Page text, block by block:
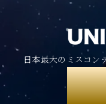
日本最大のミスコン